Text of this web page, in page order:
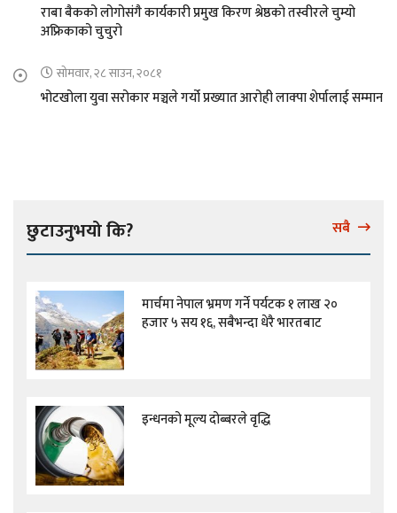
राबा बैकको लोगोसंगै कार्यकारी प्रमुख किरण श्रेष्ठको तस्वीरले चुम्यो
अफ्रिकाको चुचुरो
सोमवार, २८ साउन, २०८१
भोटखोला युवा सरोकार मञ्चले गर्यो प्रख्यात आरोही लाक्पा शेर्पालाई सम्मान
छुटाउनुभयो कि? सबै
मार्चमा नेपाल भ्रमण गर्ने पर्यटक १ लाख २०
हजार ५ सय १६, सबैभन्दा धेरै भारतबाट
इन्धनको मूल्य दोब्बरले वृद्धि